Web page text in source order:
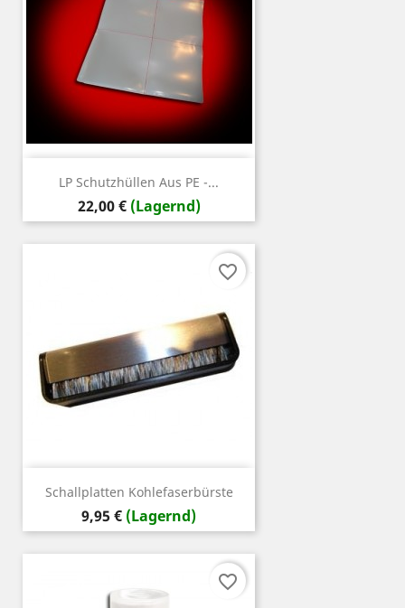
LP Schutzhüllen Aus PE -...
Preis
22,00 € (Lagernd)
Schallplatten Kohlefaserbürste
Preis
9,95 € (Lagernd)
favorite_border
favorite_border